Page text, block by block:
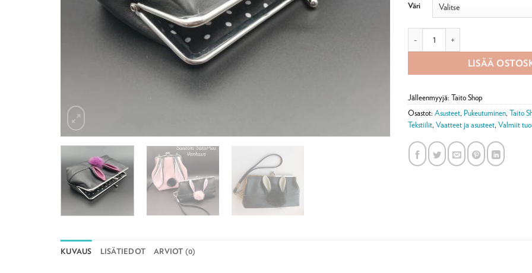
Väri
LISÄÄ
Jälleenmyyjä: Taito Shop
Osastot: Asusteet, Pukeutuminen, Taito
Tekstiilit, Vaatteet ja asusteet, Valmiit
KUVAUS LISÄTIEDOT ARVIOT (0)